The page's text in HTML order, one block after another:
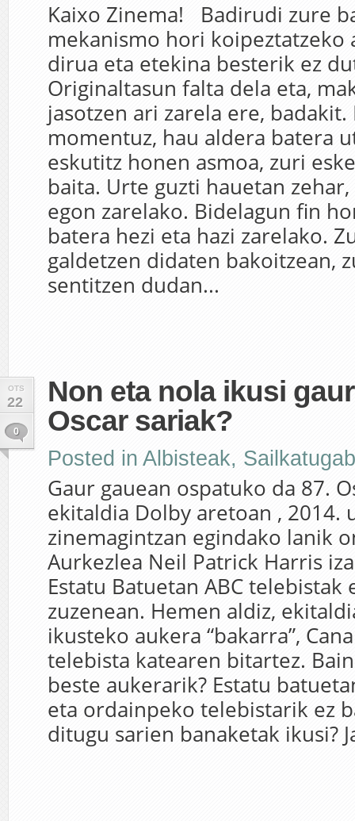
Kaixo Zinema! Badirudi zure
mekanismo hori koipeztatzeko
dirua eta etekina besterik ez
Originaltasun falta dela eta,
jasotzen ari zarela ere, badakit.
momentuz, hau aldera batera
eskutitz honen asmoa, zuri
baita. Urte guzti hauetan
egon zarelako. Bidelagun fin
batera hezi eta hazi zarelako.
galdetzen didaten bakoitzean,
sentitzen dudan...
OTS
22
0
Non eta nola ikusi
Oscar sariak?
Posted in Albisteak,
Gaur gauean ospatuko da 87.
ekitaldia Dolby aretoan , 2014.
zinemagintzan egindako lanik
Aurkezlea Neil Patrick Harris
Estatu Batuetan ABC telebistak
zuzenean. Hemen aldiz,
ikusteko aukera “bakarra”,
telebista katearen bitartez.
beste aukerarik? Estatu
eta ordainpeko telebistarik ez
ditugu sarien banaketak ikusi?